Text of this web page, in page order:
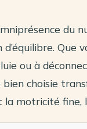
du
d’équilibre. Que
ou à
bien choisie
la motricité fine,